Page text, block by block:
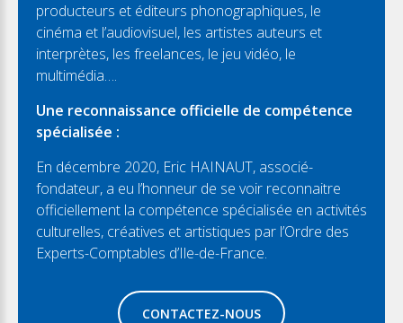
producteurs et éditeurs phonographiques, le
cinéma et l’audiovisuel, les artistes auteurs et
interprètes, les freelances, le jeu vidéo, le
multimédia….
Une reconnaissance officielle de compétence
spécialisée :
En décembre 2020, Eric HAINAUT, associé-
fondateur, a eu l’honneur de se voir reconnaitre
officiellement la compétence spécialisée en activités
culturelles, créatives et artistiques par l’Ordre des
Experts-Comptables d’Ile-de-France.
CONTACTEZ-NOUS